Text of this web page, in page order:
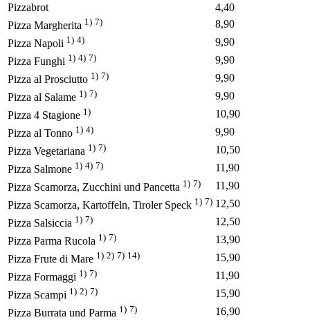
Pizzabrot
4,40
Pizza Margherita 1) 7)
8,90
Pizza Napoli 1) 4)
9,90
Pizza Funghi 1) 4) 7)
9,90
Pizza al Prosciutto 1) 7)
9,90
Pizza al Salame 1) 7)
9,90
Pizza 4 Stagione 1)
10,90
Pizza al Tonno 1) 4)
9,90
Pizza Vegetariana 1) 7)
10,50
Pizza Salmone 1) 4) 7)
11,90
Pizza Scamorza, Zucchini und Pancetta 1) 7)
11,90
Pizza Scamorza, Kartoffeln, Tiroler Speck 1) 7) 12,50
Pizza Salsiccia 1) 7)
12,50
Pizza Parma Rucola 1) 7)
13,90
Pizza Frute di Mare 1) 2) 7) 14)
15,90
Pizza Formaggi 1) 7)
11,90
Pizza Scampi 1) 2) 7)
15,90
Pizza Burrata und Parma 1) 7) 16,90